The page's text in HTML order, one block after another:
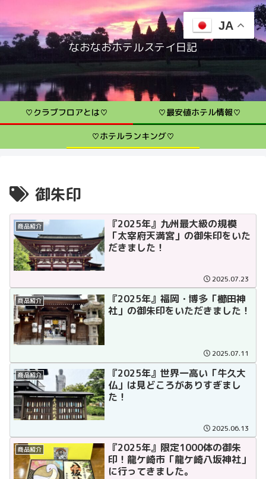
なおなおホテルステイ日記
♡クラブフロアとは♡ ♡最安値ホテル情報♡
♡ホテルランキング♡
御朱印
商品紹介
『2025年』九州最大級の規模
「太宰府天満宮」の御朱印をいた
だきました！
2025.07.23
商品紹介
『2025年』福岡・博多「櫛田神
社」の御朱印をいただきました！
2025.07.11
商品紹介
『2025年』世界一高い「牛久大
仏」は見どころがありすぎまし
た！
2025.06.13
商品紹介
『2025年』限定1000体の御朱
印！龍ケ崎市「龍ケ崎八坂神社」
に行ってきました。
JA